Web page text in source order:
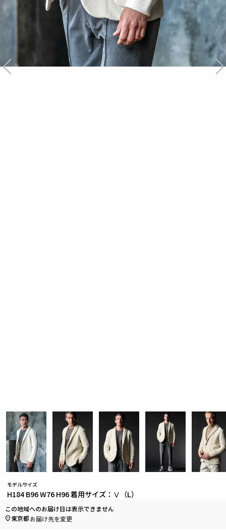
モデルサイズ
H184 B96 W76 H96 着用サイズ：Ⅴ（L）
この地域へのお届け日は表示できません
東京都お届け先を変更